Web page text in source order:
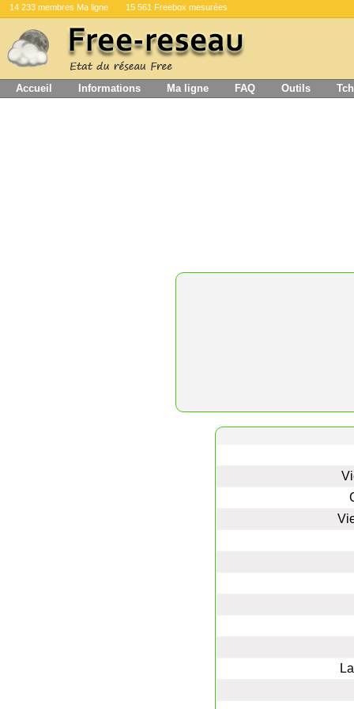
14 233 membres Ma ligne 15 561 Freebox mesurées
Accueil Informations Ma ligne FAQ Outils